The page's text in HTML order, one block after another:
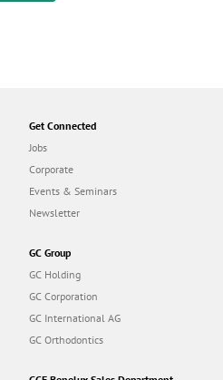
Get Connected
Jobs
Corporate
Events & Seminars
Newsletter
GC Group
GC Holding
GC Corporation
GC International AG
GC Orthodontics